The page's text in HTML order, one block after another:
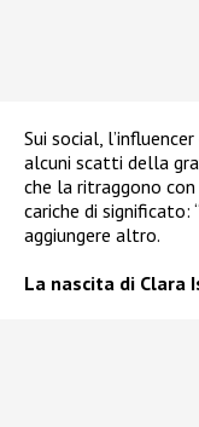
Sui social,
alcuni scatti della
che la ritraggono con
cariche di significato:
aggiungere altro.
La nascita di Clara